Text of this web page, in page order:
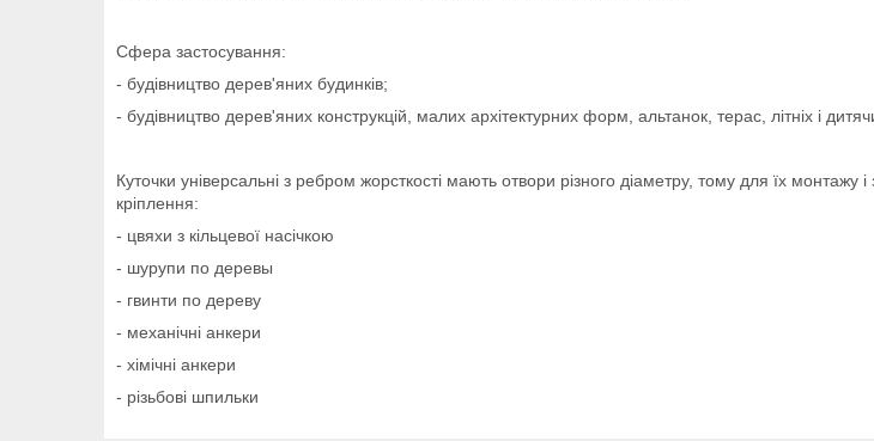
Сфера застосування:
- будівництво дерев'яних будинків;
- будівництво дерев'яних конструкцій, малих архітектурних форм, альтанок, терас, літніх і
Куточки універсальні з ребром жорсткості мають отвори різного діаметру, тому для їх
кріплення:
- цвяхи з кільцевої насічкою
- шурупи по деревы
- гвинти по дереву
- механічні анкери
- хімічні анкери
- різьбові шпильки